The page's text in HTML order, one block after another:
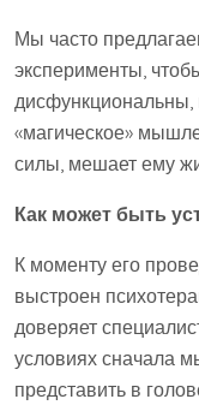
Мы часто
эксперименты,
дисфункциональны,
«магическое»
силы, мешает ему
Как может быть
К моменту его
выстроен
доверяет
условиях сначала
представить в